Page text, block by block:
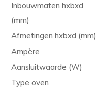
Inbouwmaten hxbxd
(mm)
Afmetingen hxbxd (mm)
Ampère
Aansluitwaarde (W)
Type oven